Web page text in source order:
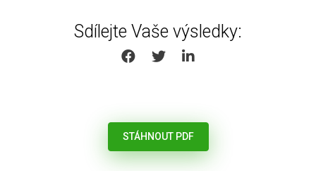
Sdílejte Vaše výsledky:
SHARE ON FACEBOOK
SHARE ON TWITTER
SHARE ON LINKEDIN
STÁHNOUT PDF